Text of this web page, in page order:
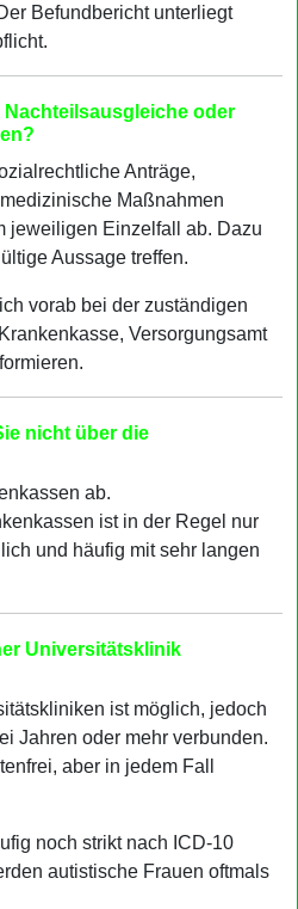
Befundbericht unterliegt
oder
Anträge,
Maßnahmen
jeweiligen Einzelfall ab. Dazu
Aussage treffen.
vorab bei der zuständigen
Versorgungsamt
nicht über die
ab.
ist in der Regel nur
und häufig mit sehr langen
Universitätsklinik
ist möglich, jedoch
Jahren oder mehr verbunden.
aber in jedem Fall
noch strikt nach ICD-10
autistische Frauen oftmals